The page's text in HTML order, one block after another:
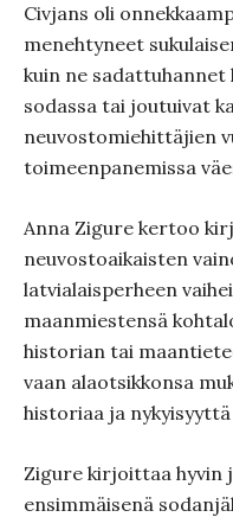
Civjans oli
menehtyneet
kuin ne
sodassa tai joutuivat
neuvostomiehittäjien
toimeenpanemissa
Anna Zigure kertoo
neuvostoaikaisten
latvialaisperheen
maanmiestensä
historian tai
vaan alaotsikkonsa
historiaa ja
Zigure kirjoittaa hyvin
ensimmäisenä